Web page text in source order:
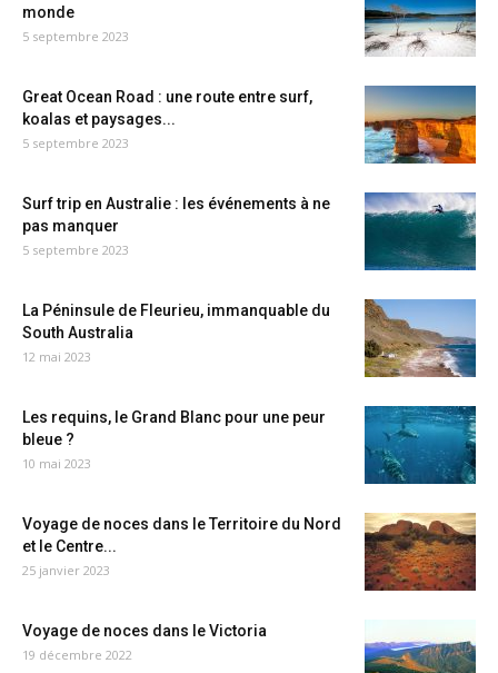
monde
5 septembre 2023
Great Ocean Road : une route entre surf,
koalas et paysages...
5 septembre 2023
Surf trip en Australie : les événements à ne
pas manquer
5 septembre 2023
La Péninsule de Fleurieu, immanquable du
South Australia
12 mai 2023
Les requins, le Grand Blanc pour une peur
bleue ?
10 mai 2023
Voyage de noces dans le Territoire du Nord
et le Centre...
25 janvier 2023
Voyage de noces dans le Victoria
19 décembre 2022